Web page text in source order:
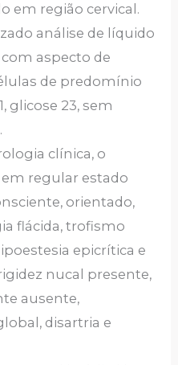
em região cervical.
análise de líquido
aspecto de
de predomínio
glicose 23, sem
clínica, o
regular estado
orientado,
flácida, trofismo
epicrítica e
nucal presente,
ausente,
disartria e